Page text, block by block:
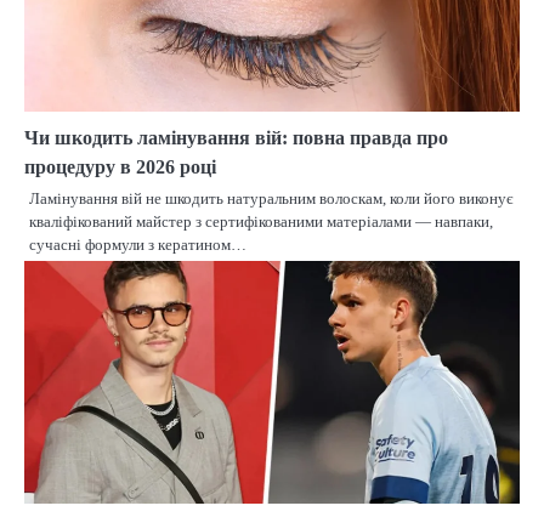
Чи шкодить ламінування вій: повна правда про
процедуру в 2026 році
Ламінування вій не шкодить натуральним волоскам, коли його виконує
кваліфікований майстер з сертифікованими матеріалами — навпаки,
сучасні формули з кератином…